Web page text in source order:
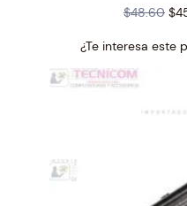
$48.60 $
¿Te interesa este